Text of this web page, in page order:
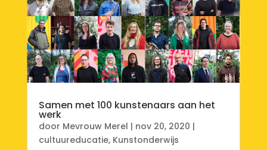
Samen met 100 kunstenaars aan het
werk
door Mevrouw Merel | nov 20, 2020 |
cultuureducatie, Kunstonderwijs